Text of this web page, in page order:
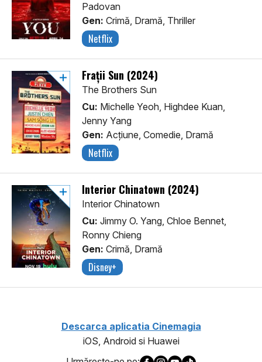
Padovan
Gen: Crimă, Dramă, Thriller
Netflix
Frații Sun (2024)
The Brothers Sun
Cu: Michelle Yeoh, Highdee Kuan,
Jenny Yang
Gen: Acţiune, Comedie, Dramă
Netflix
Interior Chinatown (2024)
Interior Chinatown
Cu: Jimmy O. Yang, Chloe Bennet,
Ronny Chieng
Gen: Crimă, Dramă
Disney+
Descarca aplicatia Cinemagia
iOS, Android si Huawei